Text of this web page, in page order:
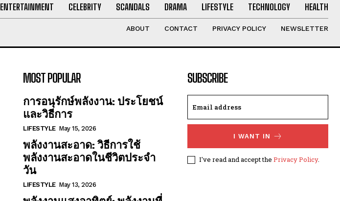
ENTERTAINMENT CELEBRITY SCANDALS DRAMA LIFESTYLE TECHNOLOGY HEALTH
ABOUT CONTACT PRIVACY POLICY NEWSLETTER
MOST POPULAR
การอนุรักษ์พลังงาน: ประโยชน์
และวิธีการ
LIFESTYLE May 15, 2026
พลังงานสะอาด: วิธีการใช้
พลังงานสะอาดในชีวิตประจำ
วัน
LIFESTYLE May 13, 2026
SUBSCRIBE
I WANT IN
I've read and accept the Privacy Policy.